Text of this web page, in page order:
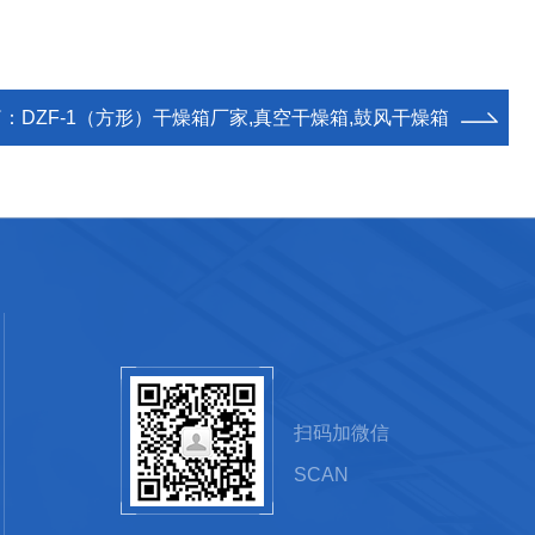
DZF-1（方形）干燥箱厂家,真空干燥箱,鼓风干燥箱
扫码加微信
SCAN